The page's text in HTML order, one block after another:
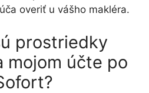
overiť u vášho makléra.
prostriedky
mojom účte po